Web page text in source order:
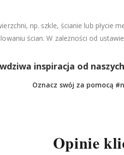
np. szkle, ścianie lub płycie
ścian. W zależności od
inspiracja od
Oznacz swój za pomocą
Opinie